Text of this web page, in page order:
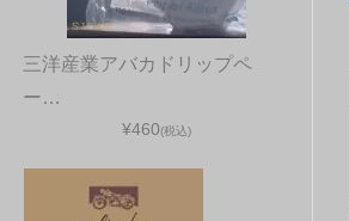
三洋産業アバカドリップペ
ー…
¥460(税込)